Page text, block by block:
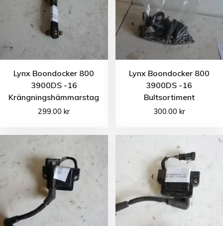
Lynx Boondocker 800
3900DS -16
Krängningshämmarstag
299.00kr
Lynx Boondocker 800
3900DS -16
Bultsortiment
300.00 kr